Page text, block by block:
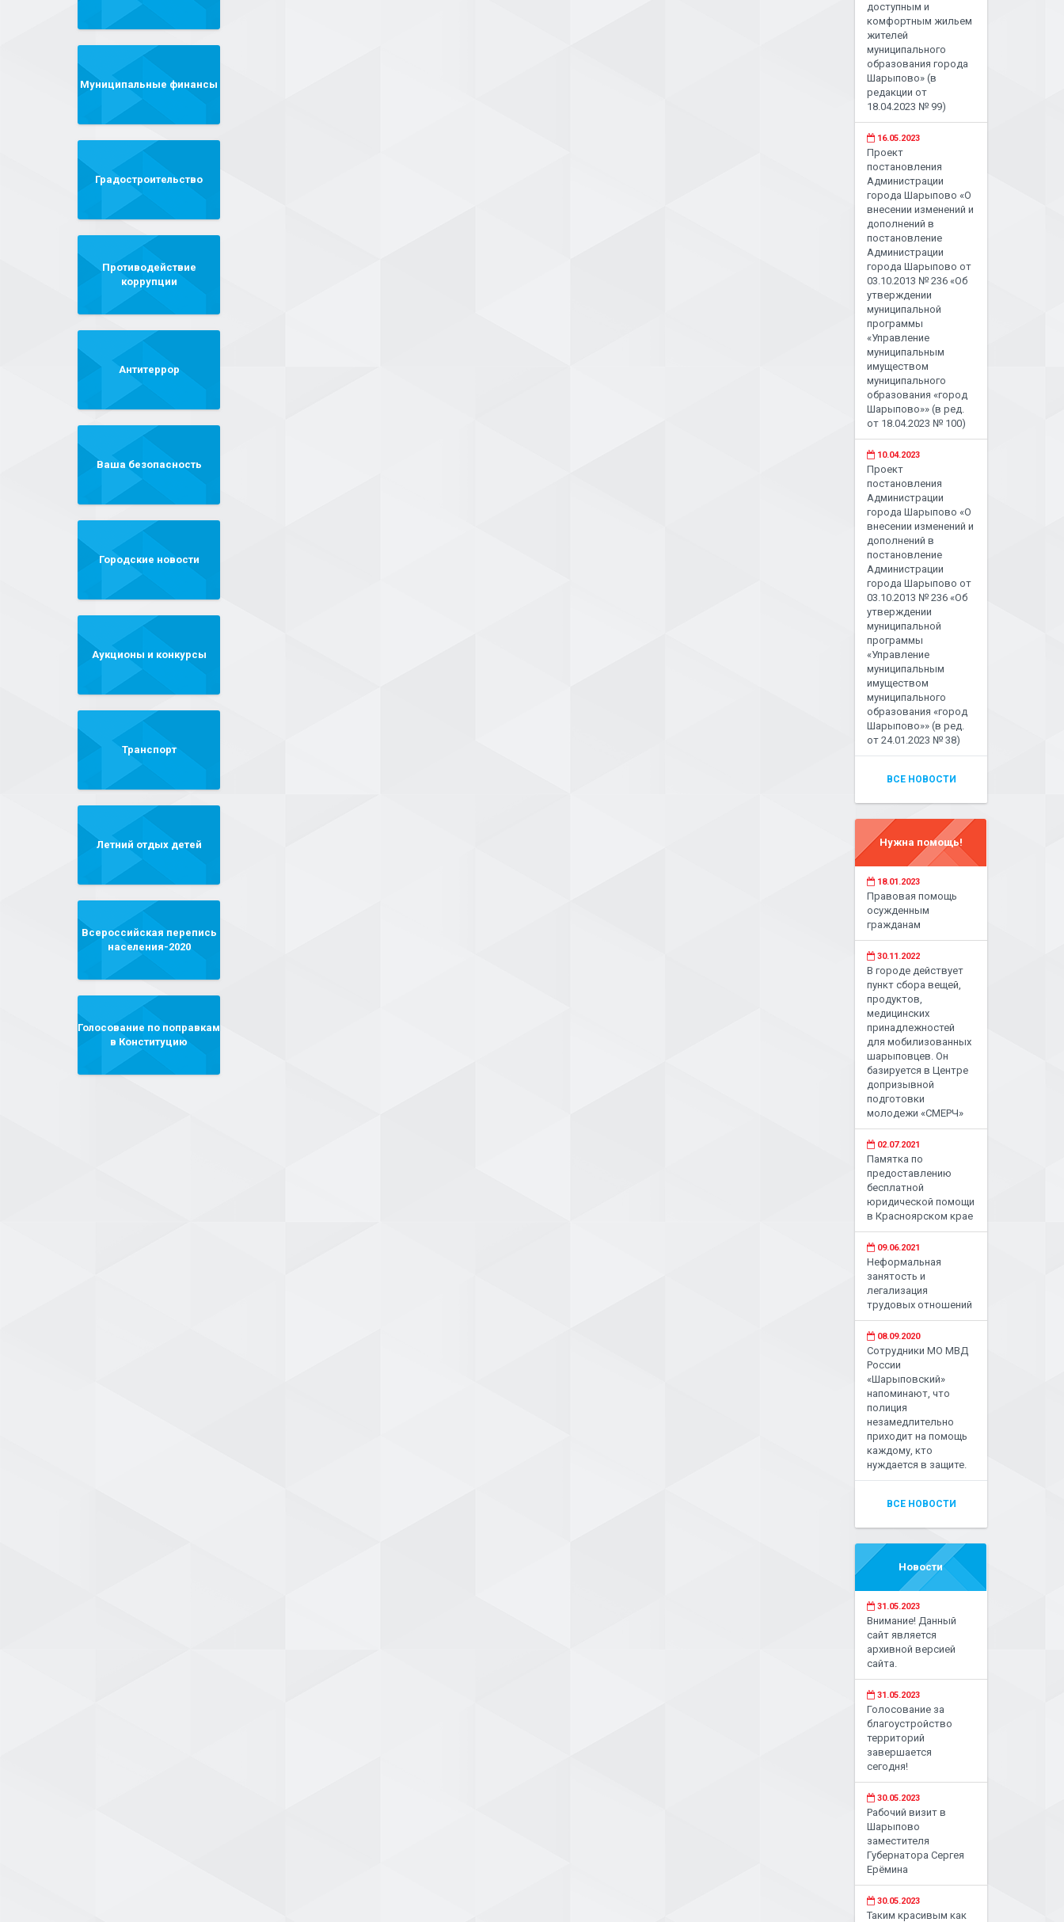
Муниципальные финансы
Градостроительство
Противодействие
коррупции
Антитеррор
Ваша безопасность
Городские новости
Аукционы и конкурсы
Транспорт
Летний отдых детей
Всероссийская перепись
населения-2020
Голосование по поправкам
в Конституцию
доступным и
комфортным жильем
жителей
муниципального
образования города
Шарыпово» (в
редакции от
18.04.2023 № 99)
16.05.2023
Проект
постановления
Администрации
города Шарыпово «О
внесении изменений и
дополнений в
постановление
Администрации
города Шарыпово от
03.10.2013 № 236 «Об
утверждении
муниципальной
программы
«Управление
муниципальным
имуществом
муниципального
образования «город
Шарыпово»» (в ред.
от 18.04.2023 № 100)
10.04.2023
Проект
постановления
Администрации
города Шарыпово «О
внесении изменений и
дополнений в
постановление
Администрации
города Шарыпово от
03.10.2013 № 236 «Об
утверждении
муниципальной
программы
«Управление
муниципальным
имуществом
муниципального
образования «город
Шарыпово»» (в ред.
от 24.01.2023 № 38)
ВСЕ НОВОСТИ
Нужна помощь!
18.01.2023
Правовая помощь
осужденным
гражданам
30.11.2022
В городе действует
пункт сбора вещей,
продуктов,
медицинских
принадлежностей
для мобилизованных
шарыповцев. Он
базируется в Центре
допризывной
подготовки
молодежи «СМЕРЧ»
02.07.2021
Памятка по
предоставлению
бесплатной
юридической помощи
в Красноярском крае
09.06.2021
Неформальная
занятость и
легализация
трудовых отношений
08.09.2020
Сотрудники МО МВД
России
«Шарыповский»
напоминают, что
полиция
незамедлительно
приходит на помощь
каждому, кто
нуждается в защите.
ВСЕ НОВОСТИ
Новости
31.05.2023
Внимание! Данный
сайт является
архивной версией
сайта.
31.05.2023
Голосование за
благоустройство
территорий
завершается
сегодня!
30.05.2023
Рабочий визит в
Шарыпово
заместителя
Губернатора Сергея
Ерёмина
30.05.2023
Таким красивым как